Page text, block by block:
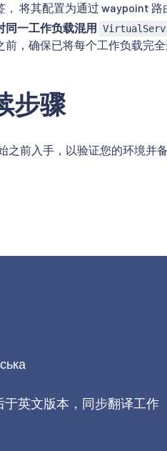
， 将其配置为通过 waypoint 路
同一工作负载混用
前，确保已将每个工作负载完全
步骤
之前入手，以验证您的环境并备
于英文版本，同步翻译工作